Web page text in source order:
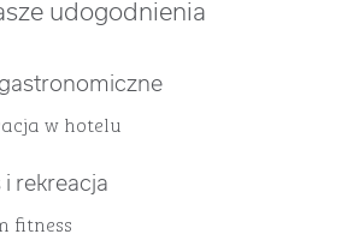
udogodnienia
gastronomiczne
w hotelu
i rekreacja
fitness